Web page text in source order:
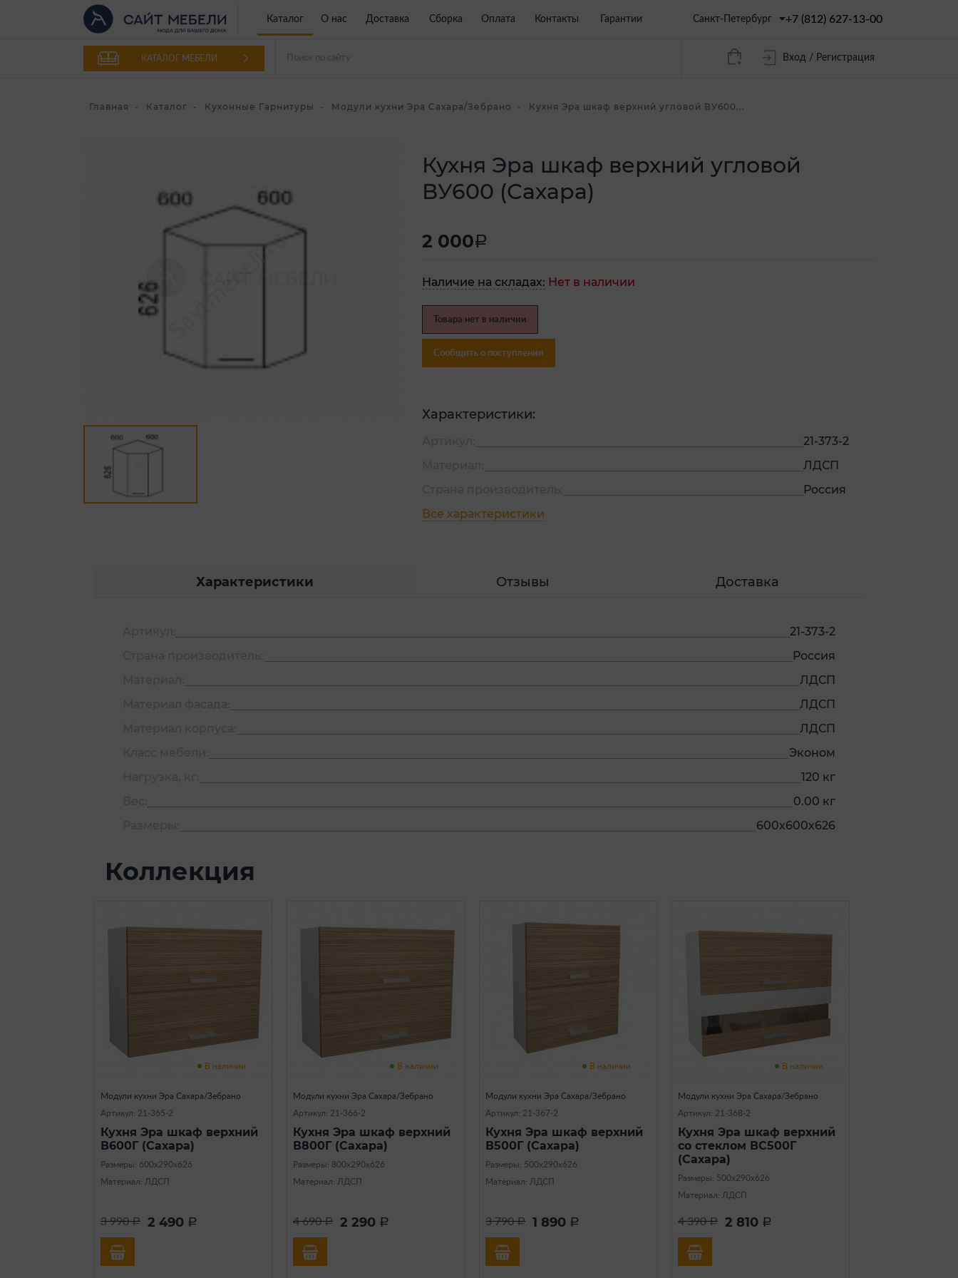
Каталог О нас Доставка Сборка Оплата Контакты Гарантии Санкт-Петербург +7 (812) 627-13-00
КАТАЛОГ МЕБЕЛИ Вход / Регистрация
Главная Каталог Кухонные Гарнитуры Модули кухни Эра Сахара/Зебрано Кухня Эра шкаф верхний угловой ВУ600...
Кухня Эра шкаф верхний угловой
ВУ600 (Сахара)
2 000a
Наличие на складах: Нет в наличии
Товара нет в наличии
Сообщить о поступлении
Характеристики:
21-373-2
ЛДСП
Россия
Все характеристики
Характеристики Отзывы Доставка
21-373-2
Россия
ЛДСП
ЛДСП
ЛДСП
Эконом
120 кг
0.00 кг
600х600х626
Коллекция
В наличии
Модули кухни Эра Сахара/Зебрано
Артикул: 21-365-2
Кухня Эра шкаф верхний
В600Г (Сахара)
Размеры: 600х290х626
Материал: ЛДСП
3 990a 2 490 a
В наличии
Модули кухни Эра Сахара/Зебрано
Артикул: 21-366-2
Кухня Эра шкаф верхний
В800Г (Сахара)
Размеры: 800х290х626
Материал: ЛДСП
4 690a 2 290 a
В наличии
Модули кухни Эра Сахара/Зебрано
Артикул: 21-367-2
Кухня Эра шкаф верхний
В500Г (Сахара)
Размеры: 500х290х626
Материал: ЛДСП
3 790a 1 890 a
В наличии
Модули кухни Эра Сахара/Зебрано
Артикул: 21-368-2
Кухня Эра шкаф верхний
со стеклом ВС500Г
(Сахара)
Размеры: 500х290х626
Материал: ЛДСП
4 390a 2 810 a